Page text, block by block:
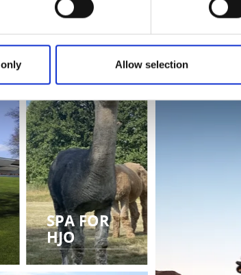
Allow selection
STF
SPA FOR
HJO